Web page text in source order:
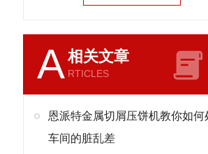
A相关文章
RTICLES
恩派特金属切屑压饼机教你如何
车间的脏乱差